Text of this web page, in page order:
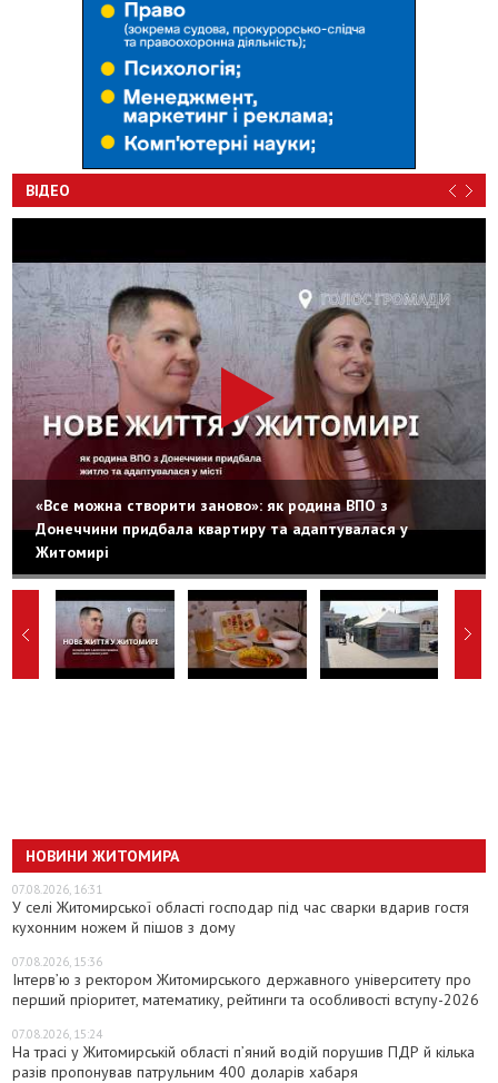
ВІДЕО
«Все можна створити заново»: як родина ВПО з
Донеччини придбала квартиру та адаптувалася у
Житомирі
НОВИНИ ЖИТОМИРА
07.08.2026, 16:31
У селі Житомирської області господар під час сварки вдарив гостя
кухонним ножем й пішов з дому
07.08.2026, 15:36
Інтерв’ю з ректором Житомирського державного університету про
перший пріоритет, математику, рейтинги та особливості вступу-2026
07.08.2026, 15:24
На трасі у Житомирській області п’яний водій порушив ПДР й кілька
разів пропонував патрульним 400 доларів хабаря